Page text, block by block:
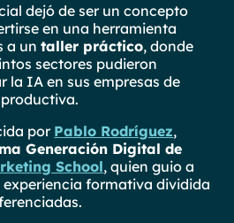
dejó de ser un concepto
en una herramienta
a untaller práctico, donde
sectores pudieron
la IA en sus empresas de
por Pablo Rodríguez,
Generación Digital de
School, quien guio a
experiencia formativa dividida